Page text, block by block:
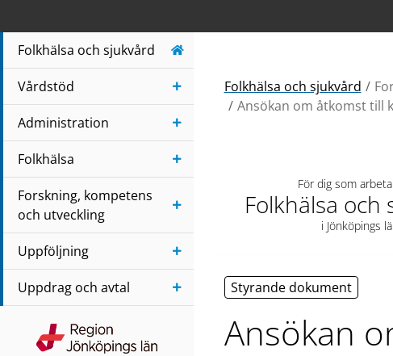
Folkhälsa och sjukvård
Vårdstöd
Administration
Folkhälsa
Forskning, kompetens
och utveckling
Uppföljning
Uppdrag och avtal
Region Jönköpings län
Folkhälsa och sjukvård
Ansökan om åtkomst till
För dig som
Folkhälsa och
i Jönköpings
Styrande dokument
Ansökan